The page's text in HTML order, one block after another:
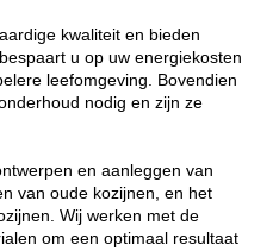
kwaliteit en bieden
u op uw energiekosten
leefomgeving. Bovendien
nodig en zijn ze
en aanleggen van
van oude kozijnen, en het
Wij werken met de
om een optimaal resultaat